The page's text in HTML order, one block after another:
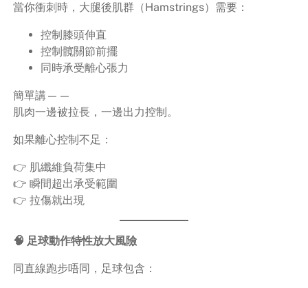
當你衝刺時，大腿後肌群（Hamstrings）需要：
控制膝頭伸直
控制髖關節前擺
同時承受離心張力
簡單講——
肌肉一邊被拉長，一邊出力控制。
如果離心控制不足：
👉 肌纖維負荷集中
👉 瞬間超出承受範圍
👉 拉傷就出現
🧠 足球動作特性放大風險
同直線跑步唔同，足球包含：